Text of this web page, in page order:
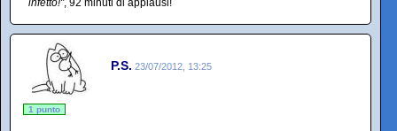
infetto!", 92 minuti di applausi!
P.S. 23/07/2012, 13:25
1 punto